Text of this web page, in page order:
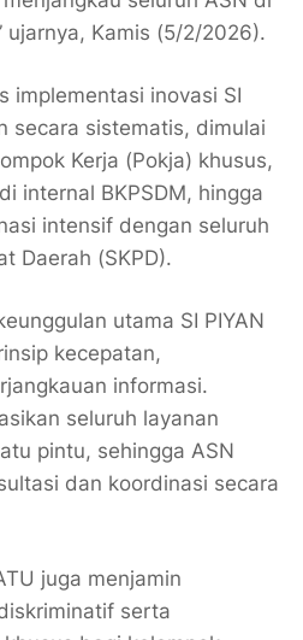
ujarnya, Kamis (5/2/2026).
implementasi inovasi SI
secara sistematis, dimulai
Kerja (Pokja) khusus,
internal BKPSDM, hingga
intensif dengan seluruh
Daerah (SKPD).
utama SI PIYAN
kecepatan,
informasi.
seluruh layanan
pintu, sehingga ASN
dan koordinasi secara
juga menjamin
serta